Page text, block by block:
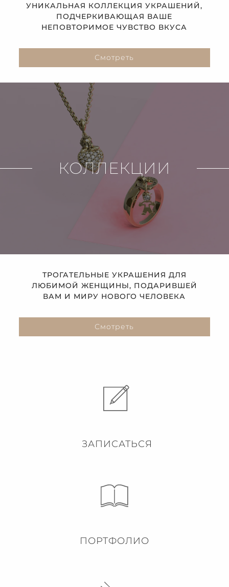
УНИКАЛЬНАЯ КОЛЛЕКЦИЯ УКРАШЕНИЙ,
ПОДЧЕРКИВАЮЩАЯ ВАШЕ
НЕПОВТОРИМОЕ ЧУВСТВО ВКУСА
Смотреть
КОЛЛЕКЦИИ
ТРОГАТЕЛЬНЫЕ УКРАШЕНИЯ ДЛЯ
ЛЮБИМОЙ ЖЕНЩИНЫ, ПОДАРИВШЕЙ
ВАМ И МИРУ НОВОГО ЧЕЛОВЕКА
Смотреть
ЗАПИСАТЬСЯ
ПОРТФОЛИО